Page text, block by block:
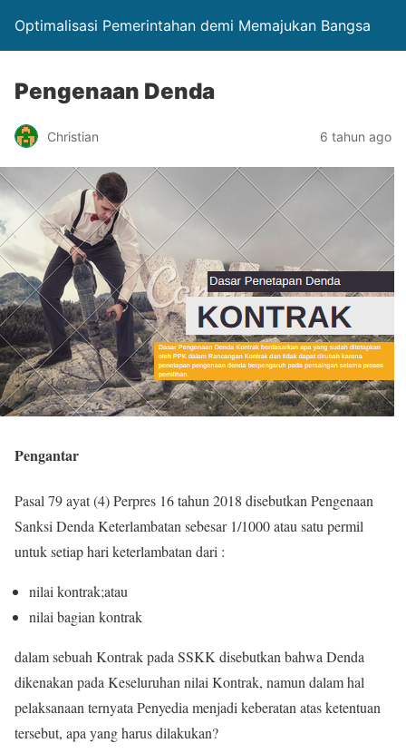
Optimalisasi Pemerintahan demi Memajukan Bangsa
Pengenaan Denda
Christian 6 tahun ago
Pengantar
Pasal 79 ayat (4) Perpres 16 tahun 2018 disebutkan Pengenaan
Sanksi Denda Keterlambatan sebesar 1/1000 atau satu permil
untuk setiap hari keterlambatan dari :
nilai kontrak;atau
nilai bagian kontrak
dalam sebuah Kontrak pada SSKK disebutkan bahwa Denda
dikenakan pada Keseluruhan nilai Kontrak, namun dalam hal
pelaksanaan ternyata Penyedia menjadi keberatan atas ketentuan
tersebut, apa yang harus dilakukan?